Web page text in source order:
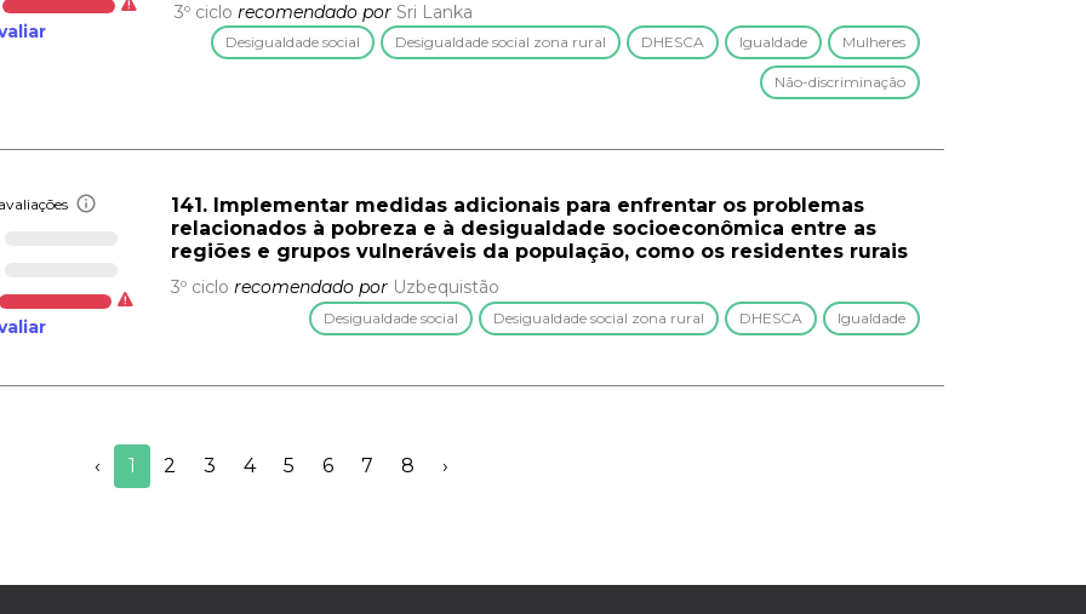
3º ciclo recomendado por Sri Lanka
Desigualdade social Desigualdade social zona rural DHESCA Igualdade Mulheres
Não-discriminação
avaliações
141. Implementar medidas adicionais para enfrentar os problemas
relacionados à pobreza e à desigualdade socioeconômica entre as
regiões e grupos vulneráveis da população, como os residentes rurais
3º ciclo recomendado por Uzbequistão
Desigualdade social Desigualdade social zona rural DHESCA Igualdade
‹ 1 2 3 4 5 6 7 8 ›